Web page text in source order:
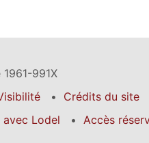
991X
Crédits du site
avec Lodel Accès